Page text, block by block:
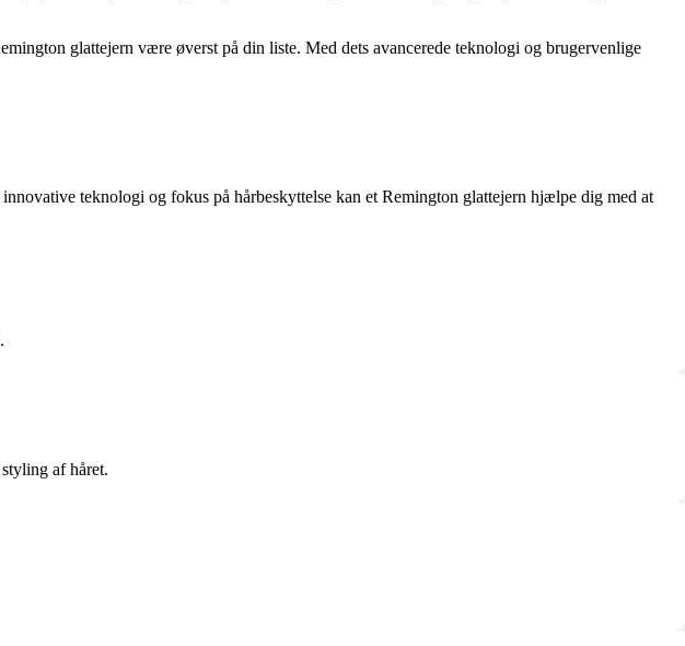
glattejern være øverst på din liste. Med dets avancerede teknologi og brugervenlige
teknologi og fokus på hårbeskyttelse kan et Remington glattejern hjælpe dig med at
af håret.